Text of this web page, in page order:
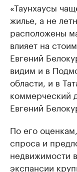
«Таунхаусы
жилье, а не
расположены
влияет на
Евгений
видим и в
области, и в
коммерческий
Евгений
По его
спроса и
недвижимости
экспансии